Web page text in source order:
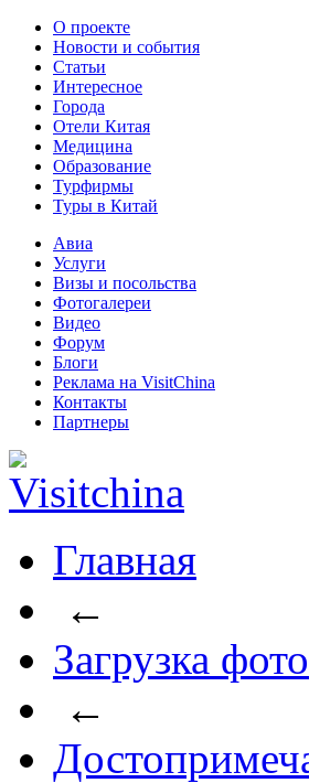
О проекте
Новости и события
Статьи
Интересное
Города
Отели Китая
Медицина
Образование
Турфирмы
Туры в Китай
Авиа
Услуги
Визы и посольства
Фотогалереи
Видео
Форум
Блоги
Реклама на VisitChina
Контакты
Партнеры
Главная
←
Загрузка фото
←